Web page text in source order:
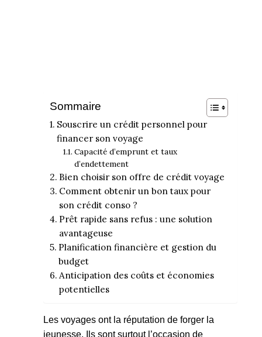
Sommaire
Souscrire un crédit personnel pour
financer son voyage
Capacité d’emprunt et taux
d’endettement
Bien choisir son offre de crédit voyage
Comment obtenir un bon taux pour
son crédit conso ?
Prêt rapide sans refus : une solution
avantageuse
Planification financière et gestion du
budget
Anticipation des coûts et économies
potentielles
Les voyages ont la réputation de forger la
jeunesse. Ils sont surtout l’occasion de